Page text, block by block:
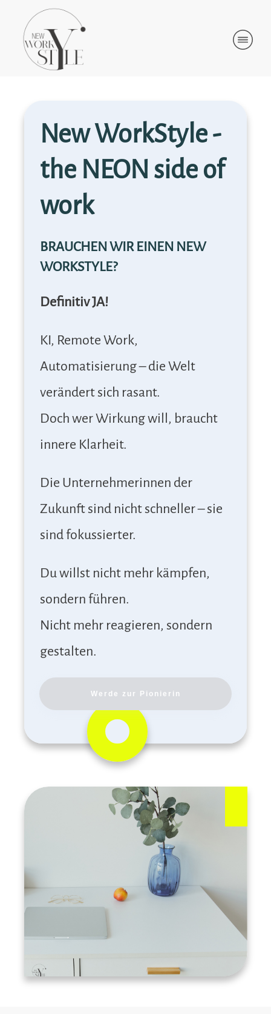
New WorkStyle -
the NEON side of
work
BRAUCHEN WIR EINEN NEW
WORKSTYLE?
Definitiv JA!
KI, Remote Work,
Automatisierung – die Welt
verändert sich rasant.
Doch wer Wirkung will, braucht
innere Klarheit.
Die Unternehmerinnen der
Zukunft sind nicht schneller – sie
sind fokussierter.
Du willst nicht mehr kämpfen,
sondern führen.
Nicht mehr reagieren, sondern
gestalten.
Werde zur Pionierin